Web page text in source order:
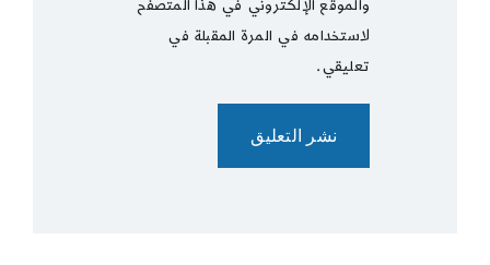
والموقع الإلكتروني في هذا المتصفح
لاستخدامه في المرة المقبلة في
تعليقي.